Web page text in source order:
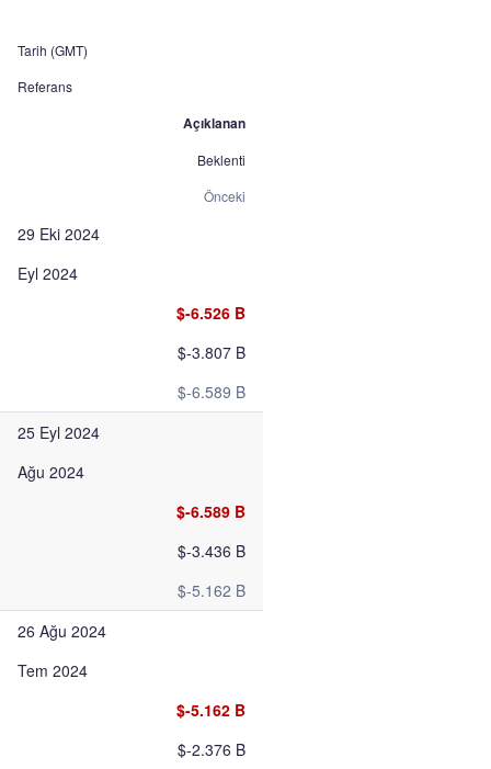
Tarih (GMT)
Referans
Açıklanan
Beklenti
Önceki
29 Eki 2024
Eyl 2024
$-6.526 B
$-3.807 B
$-6.589 B
25 Eyl 2024
Ağu 2024
$-6.589 B
$-3.436 B
$-5.162 B
26 Ağu 2024
Tem 2024
$-5.162 B
$-2.376 B